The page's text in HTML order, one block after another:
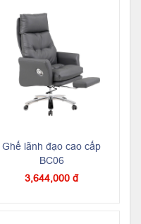
Ghế lãnh đạo cao cấp
BC06
3,644,000 đ